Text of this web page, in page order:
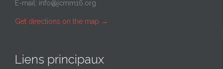
E-mail: info@jcmm16.org
Get directions on the map →
Liens principaux